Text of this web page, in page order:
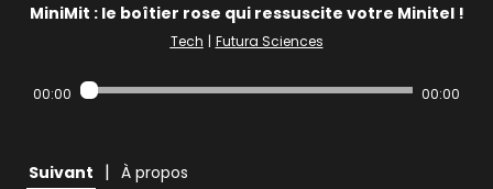
MiniMit : le boîtier rose qui ressuscite votre Minitel !
Tech | Futura Sciences
00:00 00:00
Suivant | À propos